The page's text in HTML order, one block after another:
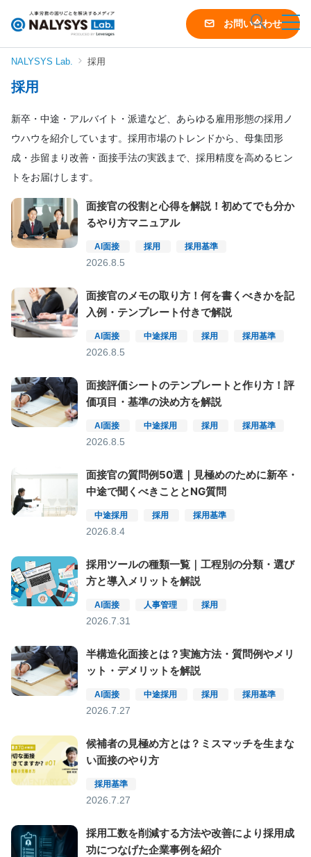
ラ
ボ）
お問い合わせ
NALYSYS Lab. 採用
採用
新卒・中途・アルバイト・派遣など、あらゆる雇用形態の採用ノ
ウハウを紹介しています。採用市場のトレンドから、母集団形
成・歩留まり改善・面接手法の実践まで、採用精度を高めるヒン
トをお届けします。
面接官の役割と心得を解説！初めてでも分か
るやり方マニュアル
AI面接 採用 採用基準
2026.8.5
面接官のメモの取り方！何を書くべきかを記
入例・テンプレート付きで解説
AI面接 中途採用 採用 採用基準
2026.8.5
面接評価シートのテンプレートと作り方！評
価項目・基準の決め方を解説
AI面接 中途採用 採用 採用基準
2026.8.5
面接官の質問例50選｜見極めのために新卒・
中途で聞くべきこととNG質問
中途採用 採用 採用基準
2026.8.4
採用ツールの種類一覧｜工程別の分類・選び
方と導入メリットを解説
AI面接 人事管理 採用
2026.7.31
半構造化面接とは？実施方法・質問例やメリ
ット・デメリットを解説
AI面接 中途採用 採用 採用基準
2026.7.27
候補者の見極め方とは？ミスマッチを生まな
い面接のやり方
採用基準
2026.7.27
採用工数を削減する方法や改善により採用成
功につなげた企業事例を紹介